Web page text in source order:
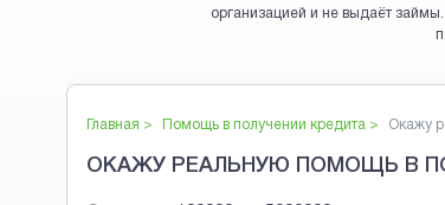
организацией и не выдаёт
Главная > Помощь в получении кредита > Окажу
ОКАЖУ РЕАЛЬНУЮ ПОМОЩЬ В